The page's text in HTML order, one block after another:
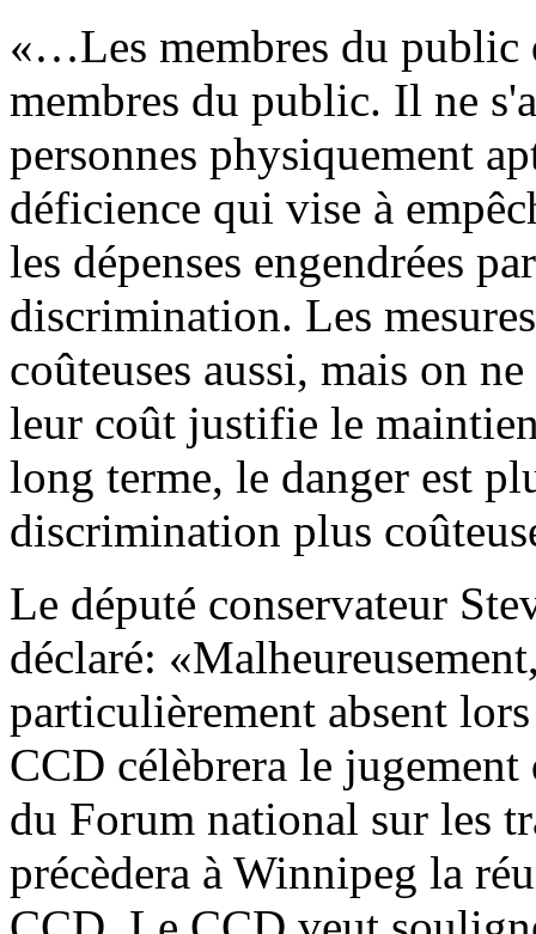
«…Les membres du public
membres du public. Il ne
personnes physiquement
déficience qui vise à
les dépenses engendrées
discrimination. Les
coûteuses aussi, mais on
leur coût justifie le
long terme, le danger est
discrimination plus
Le député conservateur
déclaré:
particulièrement absent
CCD célèbrera le
du Forum national sur les
précèdera à Winnipeg la